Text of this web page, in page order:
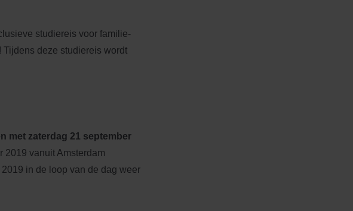
studiereis voor familie-
Tijdens deze studiereis wordt
met zaterdag 21 september
2019 vanuit Amsterdam
in de loop van de dag weer